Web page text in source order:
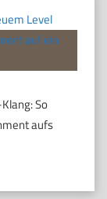
Level
So
aufs